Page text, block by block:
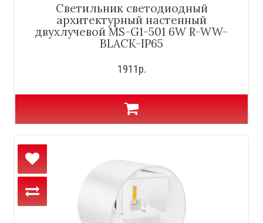
Светильник светодиодный
архитектурный настенный
двухлучевой MS-G1-501 6W R-WW-
BLACK-IP65
1911р.